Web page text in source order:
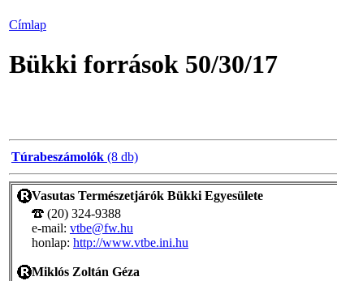
Címlap
Bükki források 50/30/17
Túrabeszámolók (8 db)
Vasutas Természetjárók Bükki Egyesülete
(20) 324-9388
e-mail: vtbe@fw.hu
honlap: http://www.vtbe.ini.hu
Miklós Zoltán Géza